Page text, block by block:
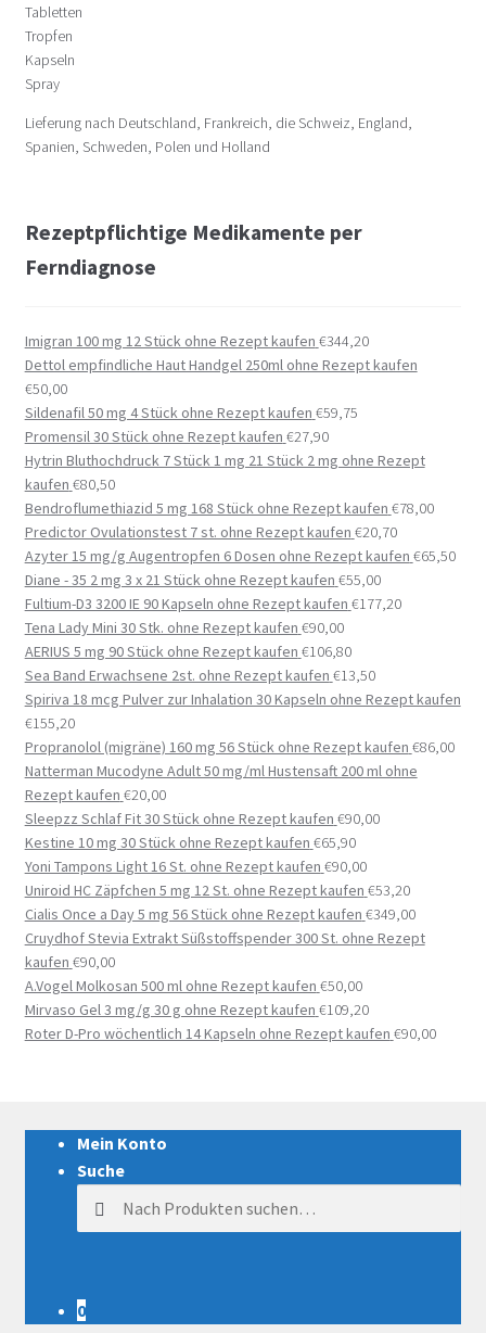
Tabletten
Tropfen
Kapseln
Spray
Lieferung nach Deutschland, Frankreich, die Schweiz, England,
Spanien, Schweden, Polen und Holland
Rezeptpflichtige Medikamente per
Ferndiagnose
Imigran 100 mg 12 Stück ohne Rezept kaufen €344,20
Dettol empfindliche Haut Handgel 250ml ohne Rezept kaufen
€50,00
Sildenafil 50 mg 4 Stück ohne Rezept kaufen €59,75
Promensil 30 Stück ohne Rezept kaufen €27,90
Hytrin Bluthochdruck 7 Stück 1 mg 21 Stück 2 mg ohne Rezept
kaufen €80,50
Bendroflumethiazid 5 mg 168 Stück ohne Rezept kaufen €78,00
Predictor Ovulationstest 7 st. ohne Rezept kaufen €20,70
Azyter 15 mg/g Augentropfen 6 Dosen ohne Rezept kaufen €65,50
Diane - 35 2 mg 3 x 21 Stück ohne Rezept kaufen €55,00
Fultium-D3 3200 IE 90 Kapseln ohne Rezept kaufen €177,20
Tena Lady Mini 30 Stk. ohne Rezept kaufen €90,00
AERIUS 5 mg 90 Stück ohne Rezept kaufen €106,80
Sea Band Erwachsene 2st. ohne Rezept kaufen €13,50
Spiriva 18 mcg Pulver zur Inhalation 30 Kapseln ohne Rezept kaufen
€155,20
Propranolol (migräne) 160 mg 56 Stück ohne Rezept kaufen €86,00
Natterman Mucodyne Adult 50 mg/ml Hustensaft 200 ml ohne
Rezept kaufen €20,00
Sleepzz Schlaf Fit 30 Stück ohne Rezept kaufen €90,00
Kestine 10 mg 30 Stück ohne Rezept kaufen €65,90
Yoni Tampons Light 16 St. ohne Rezept kaufen €90,00
Uniroid HC Zäpfchen 5 mg 12 St. ohne Rezept kaufen €53,20
Cialis Once a Day 5 mg 56 Stück ohne Rezept kaufen €349,00
Cruydhof Stevia Extrakt Süßstoffspender 300 St. ohne Rezept
kaufen €90,00
A.Vogel Molkosan 500 ml ohne Rezept kaufen €50,00
Mirvaso Gel 3 mg/g 30 g ohne Rezept kaufen €109,20
Roter D-Pro wöchentlich 14 Kapseln ohne Rezept kaufen €90,00
Mein Konto
Suche
0